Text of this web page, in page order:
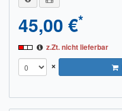
45,00 €*
z.Zt. nicht lieferbar
×